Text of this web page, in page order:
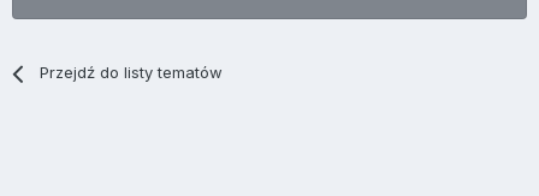
Przejdź do listy tematów